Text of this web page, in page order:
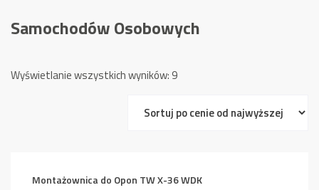
Samochodów Osobowych
Wyświetlanie wszystkich wyników: 9Posortowane
ceny:
niskiej
Montażownica do Opon TW X-36 WDK